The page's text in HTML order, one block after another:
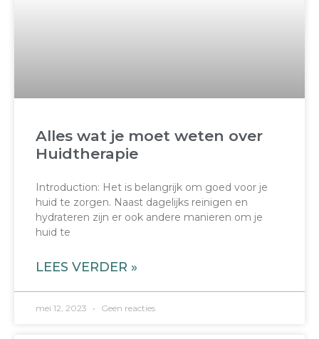
Alles wat je moet weten over
Huidtherapie
Introduction: Het is belangrijk om goed voor je
huid te zorgen. Naast dagelijks reinigen en
hydrateren zijn er ook andere manieren om je
huid te
LEES VERDER »
mei 12, 2023 Geen reacties